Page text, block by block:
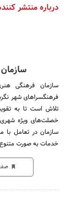
درباره منتشر
سازمان فرهنگی
فرهنگسراهای شهر
تلاش است تا به
خصلت‌های ویژه
سازمان در تعامل با
خدمات به صورت